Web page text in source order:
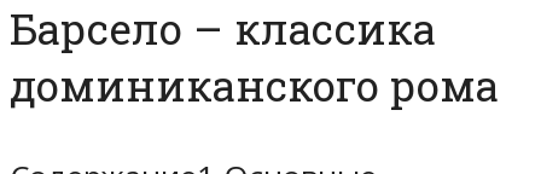
Барсело – классика
доминиканского рома